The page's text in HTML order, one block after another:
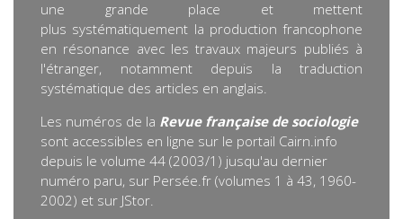
une grande place et mettent
plus systématiquement la production francophone
en résonance avec les travaux majeurs publiés à
l'étranger, notamment depuis la traduction
systématique des articles en anglais.
Les numéros de la Revue française de sociologie
sont accessibles en ligne sur le portail Cairn.info
depuis le volume 44 (2003/1) jusqu'au dernier
numéro paru, sur Persée.fr (volumes 1 à 43, 1960-
2002) et sur JStor.